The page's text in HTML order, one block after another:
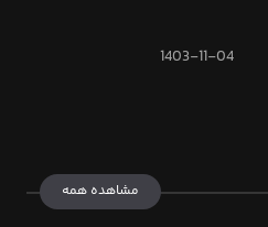
1403-11-04
مشاهده همه